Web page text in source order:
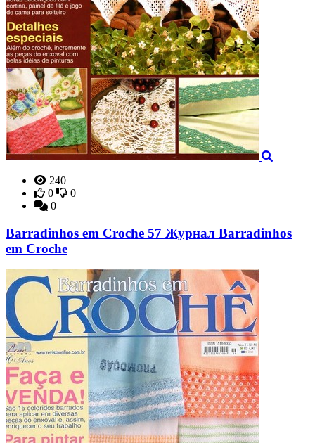
240
0
0
0
Barradinhos em Croche 57 Журнал Barradinhos
em Croche